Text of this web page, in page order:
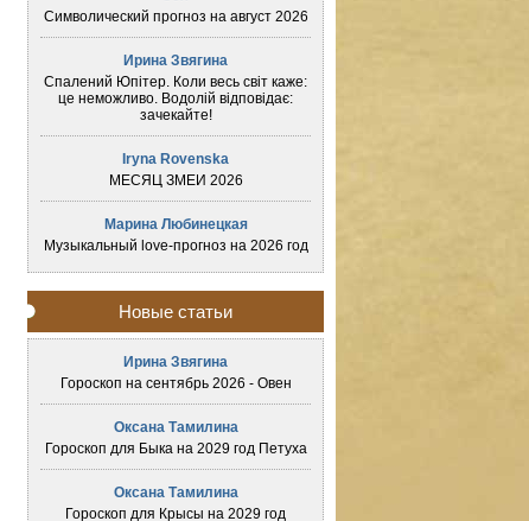
Символический прогноз на август 2026
Ирина Звягина
Спалений Юпітер. Коли весь світ каже:
це неможливо. Водолій відповідає:
зачекайте!
Iryna Rovenska
МЕСЯЦ ЗМЕИ 2026
Марина Любинецкая
Музыкальный love-прогноз на 2026 год
Новые статьи
Ирина Звягина
Гороскоп на сентябрь 2026 - Овен
Оксана Тамилина
Гороскоп для Быка на 2029 год Петуха
Оксана Тамилина
Гороскоп для Крысы на 2029 год